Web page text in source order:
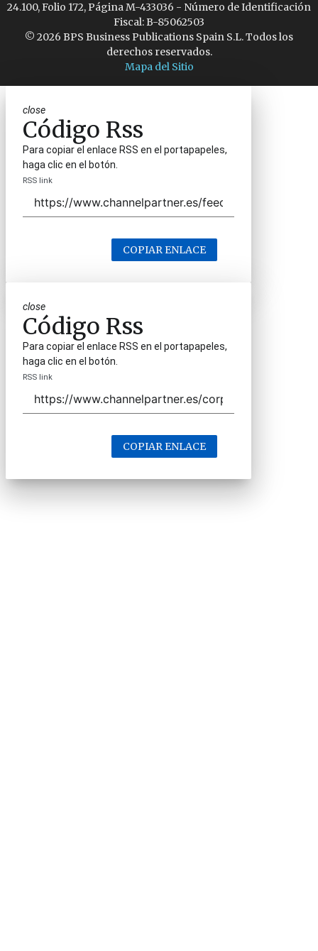
24.100, Folio 172, Página M-433036 - Número de Identificación
Fiscal: B-85062503
© 2026 BPS Business Publications Spain S.L. Todos los
derechos reservados.
Mapa del Sitio
close
Código Rss
Para copiar el enlace RSS en el portapapeles,
haga clic en el botón.
RSS link
COPIAR ENLACE
close
Código Rss
Para copiar el enlace RSS en el portapapeles,
haga clic en el botón.
RSS link
COPIAR ENLACE